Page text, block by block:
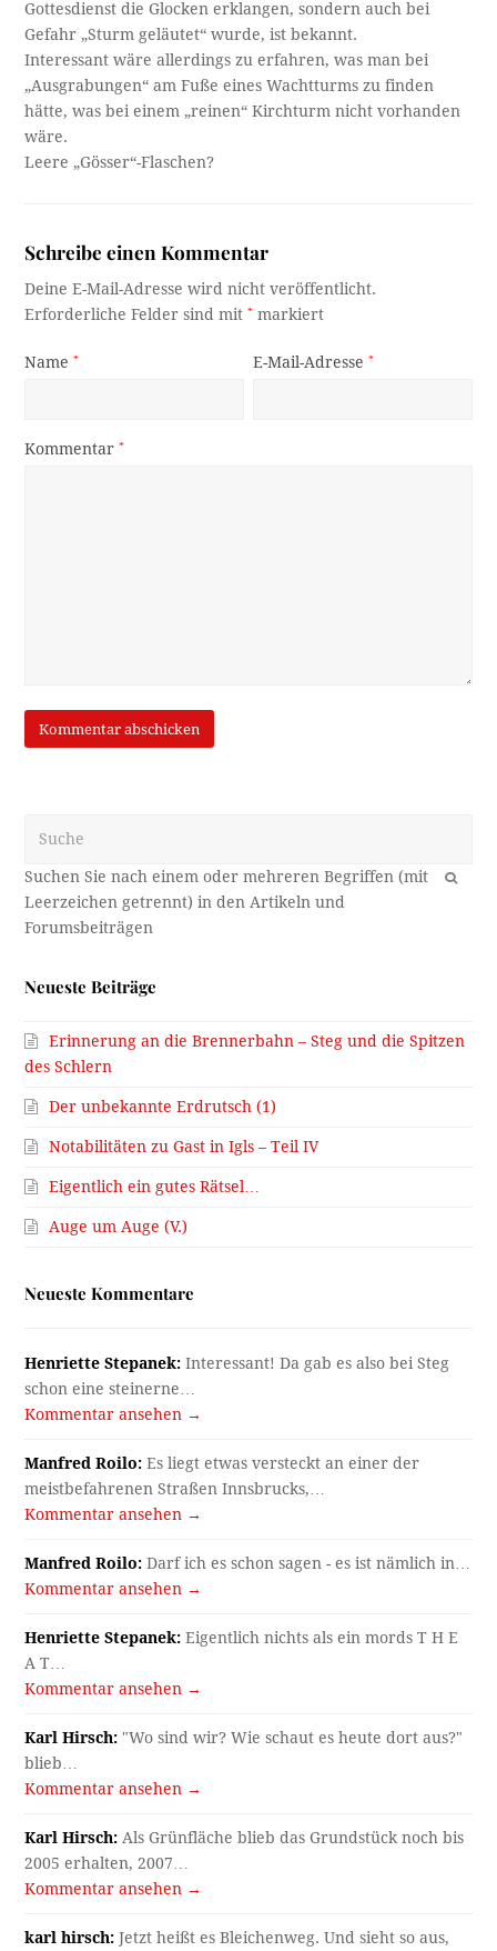
Gottesdienst die Glocken erklangen, sondern auch bei
Gefahr „Sturm geläutet“ wurde, ist bekannt.
Interessant wäre allerdings zu erfahren, was man bei
„Ausgrabungen“ am Fuße eines Wachtturms zu finden
hätte, was bei einem „reinen“ Kirchturm nicht vorhanden
wäre.
Leere „Gösser“-Flaschen?
Schreibe einen Kommentar
Deine E-Mail-Adresse wird nicht veröffentlicht.
Erforderliche Felder sind mit* markiert
Name* E-Mail-Adresse*
Kommentar*
OK
Neueste Beiträge
Erinnerung an die Brennerbahn – Steg und die Spitzen
des Schlern
Der unbekannte Erdrutsch (1)
Notabilitäten zu Gast in Igls – Teil IV
Eigentlich ein gutes Rätsel…
Auge um Auge (V.)
Neueste Kommentare
Henriette Stepanek: Interessant! Da gab es also bei Steg
schon eine steinerne…
Kommentar ansehen →
Manfred Roilo: Es liegt etwas versteckt an einer der
meistbefahrenen Straßen Innsbrucks,…
Kommentar ansehen →
Manfred Roilo: Darf ich es schon sagen - es ist nämlich in…
Kommentar ansehen →
Henriette Stepanek: Eigentlich nichts als ein mords T H E
A T…
Kommentar ansehen →
Karl Hirsch: "Wo sind wir? Wie schaut es heute dort aus?"
blieb…
Kommentar ansehen →
Karl Hirsch: Als Grünfläche blieb das Grundstück noch bis
2005 erhalten, 2007…
Kommentar ansehen →
karl hirsch: Jetzt heißt es Bleichenweg. Und sieht so aus,